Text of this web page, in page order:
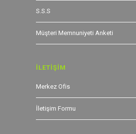
S.S.S
Müşteri Memnuniyeti Anketi
İLETİŞİM
Merkez Ofis
İletişim Formu